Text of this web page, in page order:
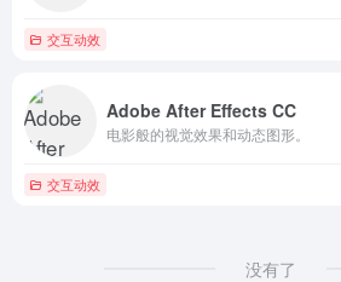
交互动效
Adobe After Effects CC
电影般的视觉效果和动态图形。
交互动效
没有了